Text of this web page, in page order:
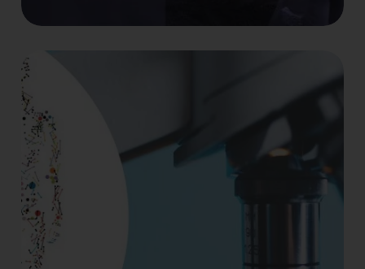
Concert de Gwen Perry
amb Michelle Faber
Quartet
Divendres 3 de juny del 2022